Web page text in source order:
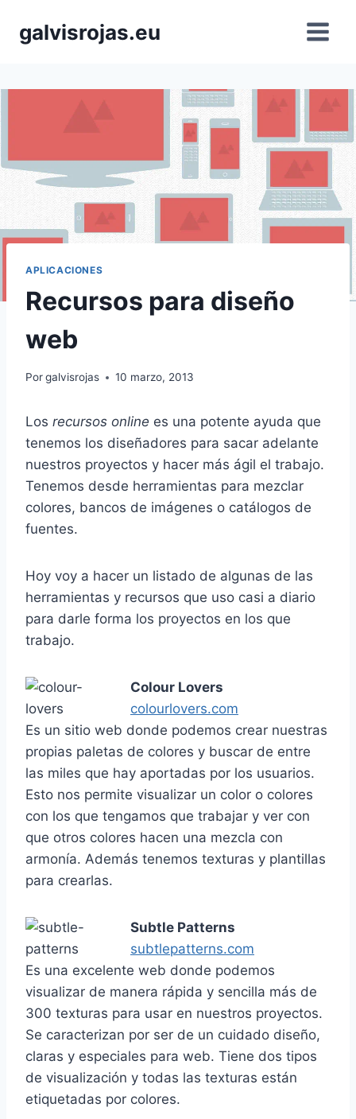
galvisrojas.eu
APLICACIONES
Recursos para diseño
web
Porgalvisrojas 10 marzo, 2013
Los recursos online es una potente ayuda que
tenemos los diseñadores para sacar adelante
nuestros proyectos y hacer más ágil el trabajo.
Tenemos desde herramientas para mezclar
colores, bancos de imágenes o catálogos de
fuentes.
Hoy voy a hacer un listado de algunas de las
herramientas y recursos que uso casi a diario
para darle forma los proyectos en los que
trabajo.
Colour Lovers
colourlovers.com
Es un sitio web donde podemos crear nuestras
propias paletas de colores y buscar de entre
las miles que hay aportadas por los usuarios.
Esto nos permite visualizar un color o colores
con los que tengamos que trabajar y ver con
que otros colores hacen una mezcla con
armonía. Además tenemos texturas y plantillas
para crearlas.
Subtle Patterns
subtlepatterns.com
Es una excelente web donde podemos
visualizar de manera rápida y sencilla más de
300 texturas para usar en nuestros proyectos.
Se caracterizan por ser de un cuidado diseño,
claras y especiales para web. Tiene dos tipos
de visualización y todas las texturas están
etiquetadas por colores.